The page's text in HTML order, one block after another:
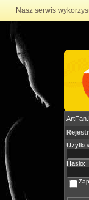
Nasz serwis
Hasło: